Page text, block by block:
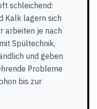
schleichend:
Kalk lagern sich
arbeiten je nach
Spültechnik,
und geben
Probleme
bis zur